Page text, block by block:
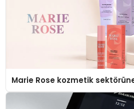
Marie Rose kozmetik